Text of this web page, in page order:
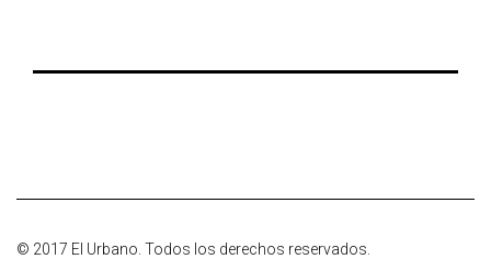
© 2017 El Urbano. Todos los derechos reservados.